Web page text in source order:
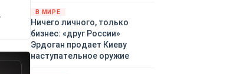
В МИРЕ
Ничего личного, только
бизнес: «друг России»
Эрдоган продает Киеву
наступательное оружие